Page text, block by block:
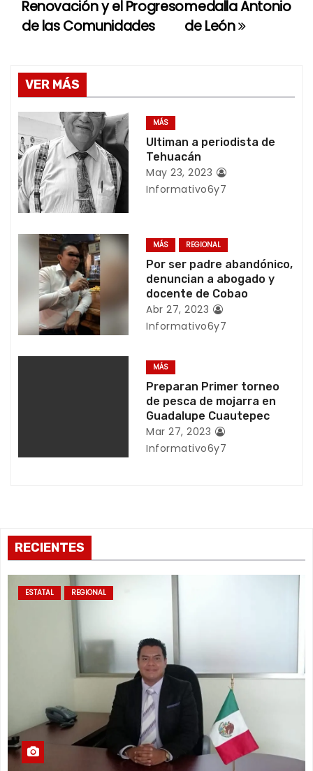
v
g
a
c
i
ó
n
e
e
n
s
medalla Antonio
de León
Renovación y el Progreso
de las Comunidades
VER MÁS
MÁS
Ultiman a periodista de
Tehuacán
May 23, 2023
Informativo6y7
MÁS REGIONAL
Por ser padre abandónico,
denuncian a abogado y
docente de Cobao
Abr 27, 2023
Informativo6y7
MÁS
Preparan Primer torneo
de pesca de mojarra en
Guadalupe Cuautepec
Mar 27, 2023
Informativo6y7
RECIENTES
ESTATAL REGIONAL